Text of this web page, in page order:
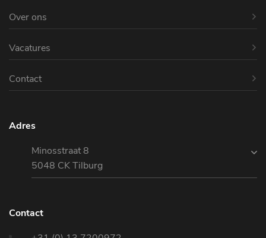
Over ons
Vacatures
Contact
Adres
Minosstraat 8
5048 CK Tilburg
Contact